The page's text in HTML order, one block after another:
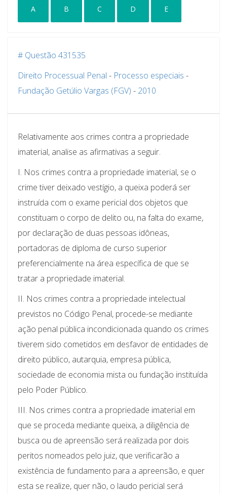
A B C D E
# Questão 431535
Direito Processual Penal - Processo especiais -
Fundação Getúlio Vargas (FGV) - 2010
Relativamente aos crimes contra a propriedade
imaterial, analise as afirmativas a seguir.
I. Nos crimes contra a propriedade imaterial, se o
crime tiver deixado vestígio, a queixa poderá ser
instruída com o exame pericial dos objetos que
constituam o corpo de delito ou, na falta do exame,
por declaração de duas pessoas idôneas,
portadoras de diploma de curso superior
preferencialmente na área específica de que se
tratar a propriedade imaterial.
II. Nos crimes contra a propriedade intelectual
previstos no Código Penal, procede-se mediante
ação penal pública incondicionada quando os crimes
tiverem sido cometidos em desfavor de entidades de
direito público, autarquia, empresa pública,
sociedade de economia mista ou fundação instituída
pelo Poder Público.
III. Nos crimes contra a propriedade imaterial em
que se proceda mediante queixa, a diligência de
busca ou de apreensão será realizada por dois
peritos nomeados pelo juiz, que verificarão a
existência de fundamento para a apreensão, e quer
esta se realize, quer não, o laudo pericial será